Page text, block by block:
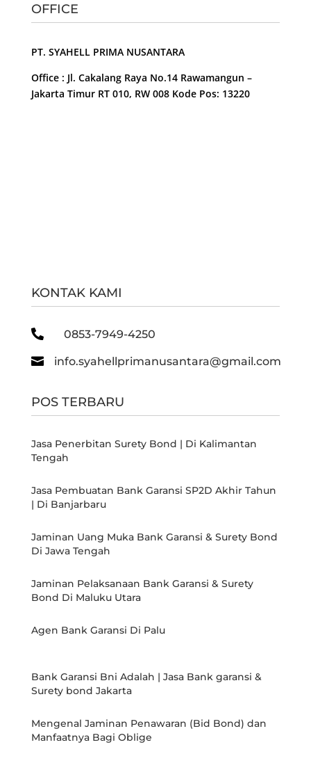
OFFICE
PT. SYAHELL PRIMA NUSANTARA
Office : Jl. Cakalang Raya No.14 Rawamangun –
Jakarta Timur RT 010, RW 008 Kode Pos: 13220
KONTAK KAMI
 0853-7949-4250
 info.syahellprimanusantara@gmail.com
POS TERBARU
Jasa Penerbitan Surety Bond | Di Kalimantan
Tengah
Jasa Pembuatan Bank Garansi SP2D Akhir Tahun
| Di Banjarbaru
Jaminan Uang Muka Bank Garansi & Surety Bond
Di Jawa Tengah
Jaminan Pelaksanaan Bank Garansi & Surety
Bond Di Maluku Utara
Agen Bank Garansi Di Palu
Bank Garansi Bni Adalah | Jasa Bank garansi &
Surety bond Jakarta
Mengenal Jaminan Penawaran (Bid Bond) dan
Manfaatnya Bagi Oblige